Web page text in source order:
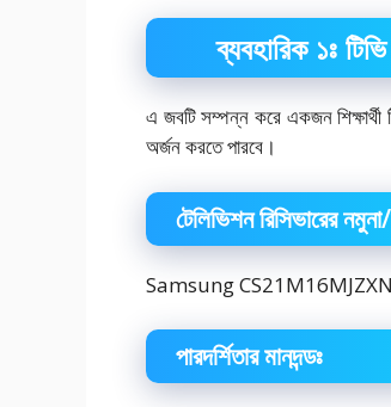
ব্যবহারিক ১ঃ
এ জবটি সম্পন্ন করে একজন শিক্ষার্থী
অর্জন করতে পারবে।
টেলিভিশন রিসিভারের
Samsung CS21M16MJZXNWT
পারদর্শিতার মানদন্ডঃ